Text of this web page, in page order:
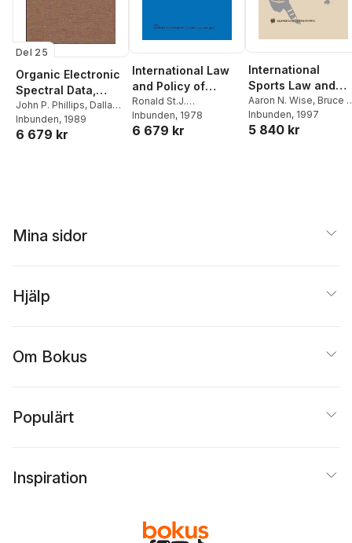
Del 25
Organic Electronic
Spectral Data,
Volume 25, 1983
John P. Phillips, Dallas
Bates,Henry Feuer
S. Thyagarajan
Inbunden, 1989
6 679 kr
International Law
and Policy of
Human Welfare
Ronald St.J.
Macdonald,G.L. Morris
Inbunden, 1978
6 679 kr
International
Sports Law and
Business
Aaron N. Wise, Bruce
Meyer
Inbunden, 1997
5 840 kr
Mina sidor
Hjälp
Om Bokus
Populärt
Inspiration